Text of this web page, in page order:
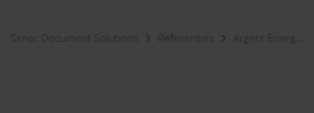
Simac Document Solutions Referenties Argent Energy kiest voor cloudoplossingen van Simac